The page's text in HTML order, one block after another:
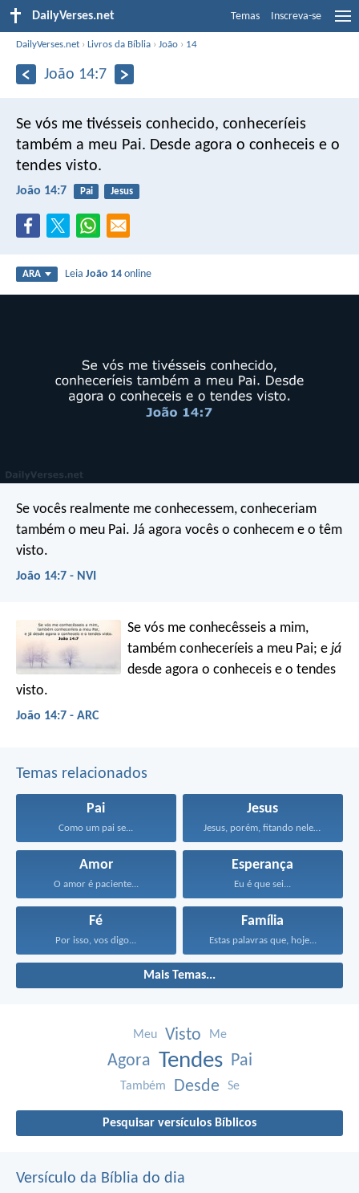
DailyVerses.net Temas Inscreva-se
DailyVerses.net ›Livros da Bíblia ›João › 14
João 14:7
Se vós me tivésseis conhecido, conheceríeis
também a meu Pai. Desde agora o conheceis e o
tendes visto.
João 14:7 Pai Jesus
ARA LeiaJoão 14 online
Se vocês realmente me conhecessem, conheceriam
também o meu Pai. Já agora vocês o conhecem e o têm
visto.
João 14:7 - NVI
Se vós me conhecêsseis a mim,
também conheceríeis a meu Pai; ejá
desde agora o conheceis e o tendes
visto.
João 14:7 - ARC
Temas relacionados
Pai
Como um pai se...
Jesus
Jesus, porém, fitando neles...
Amor
O amor é paciente...
Esperança
Eu é que sei...
Fé
Por isso, vos digo...
Família
Estas palavras que, hoje...
Mais Temas...
Meu Visto Me
Agora Tendes Pai
Também Desde Se
Pesquisar versículos Bíblicos
Versículo da Bíblia do dia